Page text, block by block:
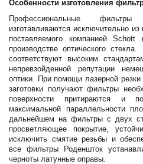
Особенности изготовления
Профессиональные
изготавливаются исключительно из
поставляемого компанией
производстве оптического
соответствуют высоким
непревзойденной репутации
оптики. При помощи лазерной резки
заготовки получают фильтры
поверхности притираются и
максимальной параллельности
дальнейшем на фильтры с двух
просветляющее покрытие,
исключить смятие резьбы и
все фильтры Роденшток
черноты латунные оправы.